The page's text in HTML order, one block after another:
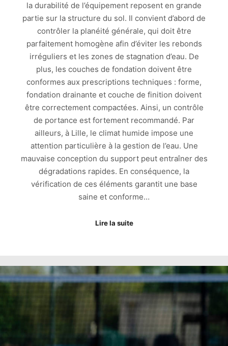
la durabilité de l’équipement reposent en grande
partie sur la structure du sol. Il convient d’abord de
contrôler la planéité générale, qui doit être
parfaitement homogène afin d’éviter les rebonds
irréguliers et les zones de stagnation d’eau. De
plus, les couches de fondation doivent être
conformes aux prescriptions techniques : forme,
fondation drainante et couche de finition doivent
être correctement compactées. Ainsi, un contrôle
de portance est fortement recommandé. Par
ailleurs, à Lille, le climat humide impose une
attention particulière à la gestion de l’eau. Une
mauvaise conception du support peut entraîner des
dégradations rapides. En conséquence, la
vérification de ces éléments garantit une base
saine et conforme…
Lire la suite